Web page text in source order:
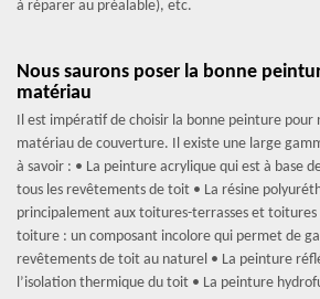
à réparer au préalable), etc.
Nous saurons poser la bonne
matériau
Il est impératif de choisir la bonne peinture pour
matériau de couverture. Il existe une large
à savoir : • La peinture acrylique qui est à base
tous les revêtements de toit • La résine
principalement aux toitures-terrasses et toitures
toiture : un composant incolore qui permet de
revêtements de toit au naturel • La peinture
l’isolation thermique du toit • La peinture